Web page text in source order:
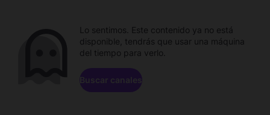
Lo sentimos. Este contenido ya no está
disponible, tendrás que usar una máquina
del tiempo para verlo.
Buscar canales